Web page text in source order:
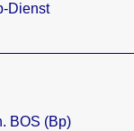
Dienst
BOS (Bp)